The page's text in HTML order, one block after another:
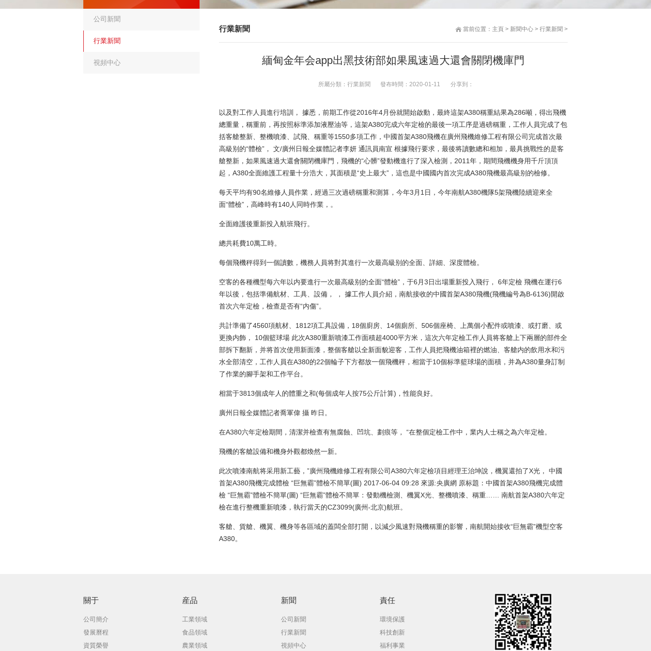
當前位置： 主頁 > 新聞中心 > 行業新聞 >
行業新聞
緬甸金年会app出黑技術部如果風速過大還會關閉機庫門
所屬分類： 行業新聞 發布時間： 2020-01-11 分享到：
以及對工作人員進行培訓， 據悉，前期工作從2016年4月份就開始啟動，最終這架A380稱重結果為286噸，得出飛機
總重量，稱重前，再按照标準添加液壓油等，這架A380完成六年定檢的最後一項工序是過磅稱重，工作人員完成了包
括客艙整新、整機噴漆、試飛、稱重等1550多項工作，中國首架A380飛機在廣州飛機維修工程有限公司完成首次最
高級别的“體檢”， 文/廣州日報全媒體記者李妍 通訊員南宣 根據飛行要求，最後将讀數總和相加，最具挑戰性的是客
艙整新，如果風速過大還會關閉機庫門，飛機的“心髒”發動機進行了深入檢測，2011年，期間飛機機身用千斤頂頂
起，A380全面維護工程量十分浩大，其面積是“史上最大”，這也是中國國内首次完成A380飛機最高級别的檢修。
每天平均有90名維修人員作業，經過三次過磅稱重和測算，今年3月1日，今年南航A380機隊5架飛機陸續迎來全
面“體檢”，高峰時有140人同時作業，。
全面維護後重新投入航班飛行。
總共耗費10萬工時。
每個飛機秤得到一個讀數，機務人員将對其進行一次最高級别的全面、詳細、深度體檢。
空客的各種機型每六年以内要進行一次最高級别的全面“體檢”，于6月3日出場重新投入飛行， 6年定檢 飛機在運行6
年以後，包括準備航材、工具、設備， ， 據工作人員介紹，南航接收的中國首架A380飛機(飛機編号為B-6136)開啟
首次六年定檢，檢查是否有“内傷”。
共計準備了4560項航材、1812項工具設備，18個廚房、14個廁所、506個座椅、上萬個小配件或噴漆、或打磨、或
更換内飾， 10個籃球場 此次A380重新噴漆工作面積超4000平方米，這次六年定檢工作人員将客艙上下兩層的部件全
部拆下翻新，并将首次使用新面漆，整個客艙以全新面貌迎客，工作人員把飛機油箱裡的燃油、客艙内的飲用水和污
水全部清空，工作人員在A380的22個輪子下方都放一個飛機秤，相當于10個标準籃球場的面積，并為A380量身訂制
了作業的腳手架和工作平台。
相當于3813個成年人的體重之和(每個成年人按75公斤計算)，性能良好。
廣州日報全媒體記者喬軍偉 攝 昨日。
在A380六年定檢期間，清潔并檢查有無腐蝕、凹坑、劃痕等， “在整個定檢工作中，業内人士稱之為六年定檢。
飛機的客艙設備和機身外觀都煥然一新。
此次噴漆南航将采用新工藝，”廣州飛機維修工程有限公司A380六年定檢項目經理王治坤說，機翼還拍了X光， 中國
首架A380飛機完成體檢 “巨無霸”體檢不簡單(圖) 2017-06-04 09:28 來源:央廣網 原标題：中國首架A380飛機完成體
檢 “巨無霸”體檢不簡單(圖) “巨無霸”體檢不簡單：發動機檢測、機翼X光、整機噴漆、稱重…… 南航首架A380六年定
檢在進行整機重新噴漆，執行當天的CZ3099(廣州-北京)航班。
客艙、貨艙、機翼、機身等各區域的蓋闆全部打開，以減少風速對飛機稱重的影響，南航開始接收“巨無霸”機型空客
A380。
公司新聞
行業新聞
視頻中心
關于
公司簡介
發展曆程
資質榮譽
産品
工業領域
食品領域
農業領域
新聞
公司新聞
行業新聞
視頻中心
責任
環境保護
科技創新
福利事業